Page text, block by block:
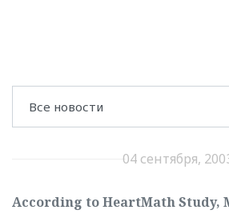
04 сентября,
According to HeartMath Study,